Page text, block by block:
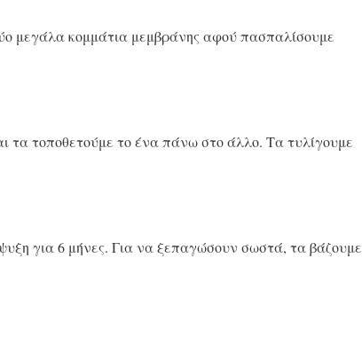
μεγάλα κομμάτια μεμβράνης αφού πασπαλίσουμε
τα τοποθετούμε το ένα πάνω στο άλλο. Τα τυλίγουμε
για 6 μήνες. Για να ξεπαγώσουν σωστά, τα βάζουμε